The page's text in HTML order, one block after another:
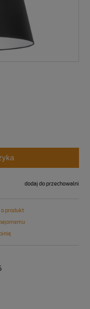
dodaj do przechowalni
produkt